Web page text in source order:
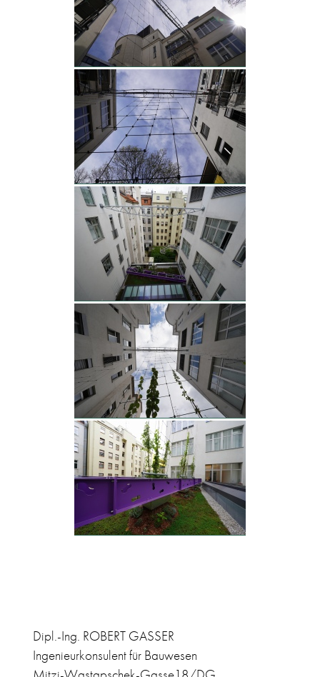
Dipl.-Ing. ROBERT GASSER
Ingenieurkonsulent für Bauwesen